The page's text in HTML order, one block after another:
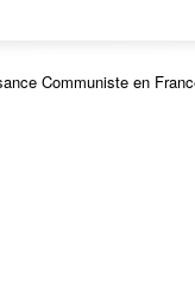
Communiste en